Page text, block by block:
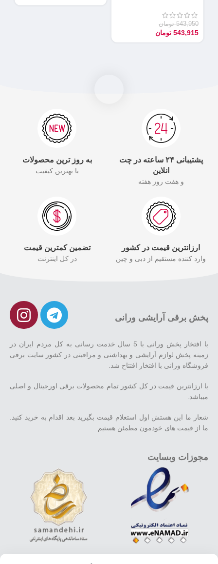
543,950 تومان
543,915 تومان
پشتیبانی ۲۴ ساعته در چت
انلاین
و هفت روز هفته
به روز ترین محصولات
با بهترین کیفیت
ارزانترین قیمت در کشور
وارد کننده مستقیم از دبی و چین
تضمین کمترین قیمت
در کل اینترنت
پخش برقی آرایشی ورانی
با افتخار پخش ورانی با 5 سال خدمت رسانی به کل مردم ایران در
زمینه پخش لوازم آرایشی و بهداشتی و مراقبتی در کشور سایت برقی
فروشگاه ورانی با افتخار افتتاح شد.
با ارزانترین قیمت در کل کشور تمام محصولات برقی اورجینال و اصلی
میباشد.
شعار ما این هستش اول استعلام قیمت بگیرید بعد اقدام به خرید کنید.
ما از قیمت های خودمون مطمئن هستیم
مجوزات وبسایت